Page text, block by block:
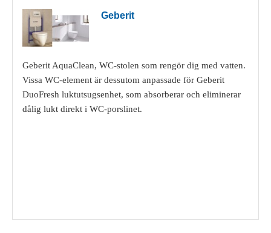
Geberit
Geberit AquaClean, WC-stolen som rengör dig med vatten.
Vissa WC-element är dessutom anpassade för Geberit
DuoFresh luktutsugsenhet, som absorberar och eliminerar
dålig lukt direkt i WC-porslinet.